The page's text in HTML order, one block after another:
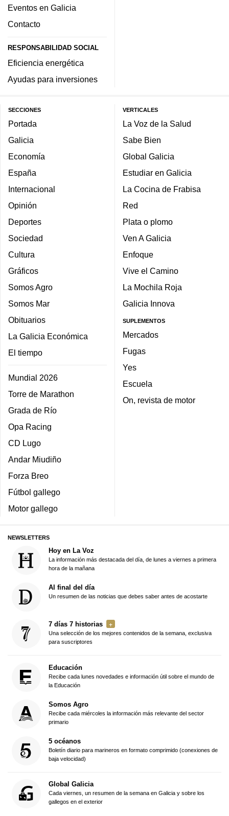
Eventos en Galicia
Contacto
RESPONSABILIDAD SOCIAL
Eficiencia energética
Ayudas para inversiones
SECCIONES
Portada
Galicia
Economía
España
Internacional
Opinión
Deportes
Sociedad
Cultura
Gráficos
Somos Agro
Somos Mar
Obituarios
La Galicia Económica
El tiempo
Mundial 2026
Torre de Marathon
Grada de Río
Opa Racing
CD Lugo
Andar Miudiño
Forza Breo
Fútbol gallego
Motor gallego
VERTICALES
La Voz de la Salud
Sabe Bien
Global Galicia
Estudiar en Galicia
La Cocina de Frabisa
Red
Plata o plomo
Ven A Galicia
Enfoque
Vive el Camino
La Mochila Roja
Galicia Innova
SUPLEMENTOS
Mercados
Fugas
Yes
Escuela
On, revista de motor
NEWSLETTERS
Hoy en La Voz
La información más destacada del día, de lunes a viernes a primera
hora de la mañana
Al final del día
Un resumen de las noticias que debes saber antes de acostarte
7 días 7 historias
Una selección de los mejores contenidos de la semana, exclusiva
para suscriptores
Educación
Recibe cada lunes novedades e información útil sobre el mundo de
la Educación
Somos Agro
Recibe cada miércoles la información más relevante del sector
primario
5 océanos
Boletín diario para marineros en formato comprimido (conexiones de
baja velocidad)
Global Galicia
Cada viernes, un resumen de la semana en Galicia y sobre los
gallegos en el exterior